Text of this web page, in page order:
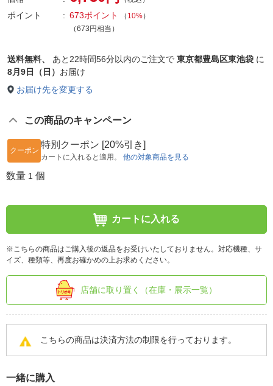
ポイント 673ポイント （ 10%）
（673円相当）
送料無料、 あと 22時間56分以内のご注文で 東京都豊島区東池袋 に
8月9日（日） お届け
お届け先を変更する
この商品のキャンペーン
クーポン
特別クーポン [20%引き]
カートに入れると適用。 他の対象商品を見る
数量 1 個
カートに入れる
※こちらの商品はご購入後の返品をお受けいたしておりません。対応機種、サ
イズ、種類等、再度お確かめの上お求めください。
店舗に取り置く（在庫・展示一覧）
こちらの商品は決済方法の制限を行っております。
一緒に購入